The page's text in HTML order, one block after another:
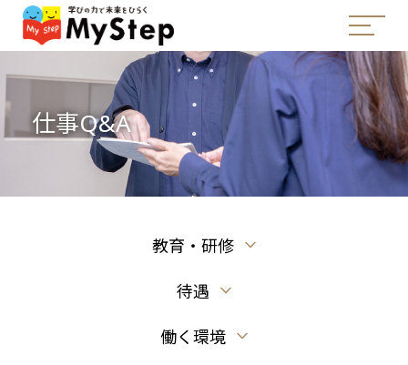
仕事Q&A
教育・研修
待遇
働く環境